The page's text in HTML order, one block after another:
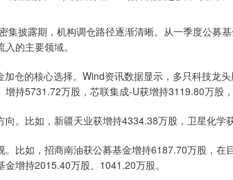
披露期，机构调仓路径逐渐清晰。从一季度公募
的主要领域。
的核心选择。Wind资讯数据显示，多只科技龙头
持5731.72万股，芯联集成-U获增持3119.80万股
比如，新疆天业获增持4334.38万股，卫星化学
比如，招商南油获公募基金增持6187.70万股，在
增持2015.40万股、1041.20万股。